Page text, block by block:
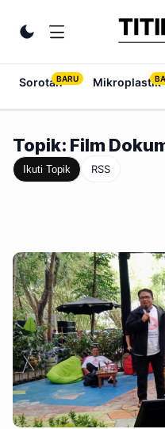
Ubah tema
Sorotan Mikroplastik
Topik: Film
Ikuti Topik RSS